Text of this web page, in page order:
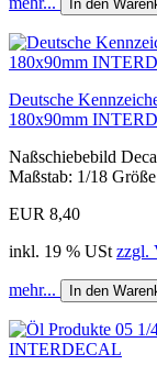
In den
Deutsche
180x90mm
Naßschiebebild
Maßstab: 1/18
EUR 8,40
inkl. 19 % USt zzgl.
mehr... In den